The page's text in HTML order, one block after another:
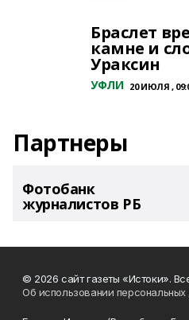
Браслет
камне и
Ураксин
УФЛИ 20 ИЮЛЯ ,
Партнеры
Фотобанк
журналистов РБ
© 2026 сайт газеты «Истоки».
Об использовании персональных